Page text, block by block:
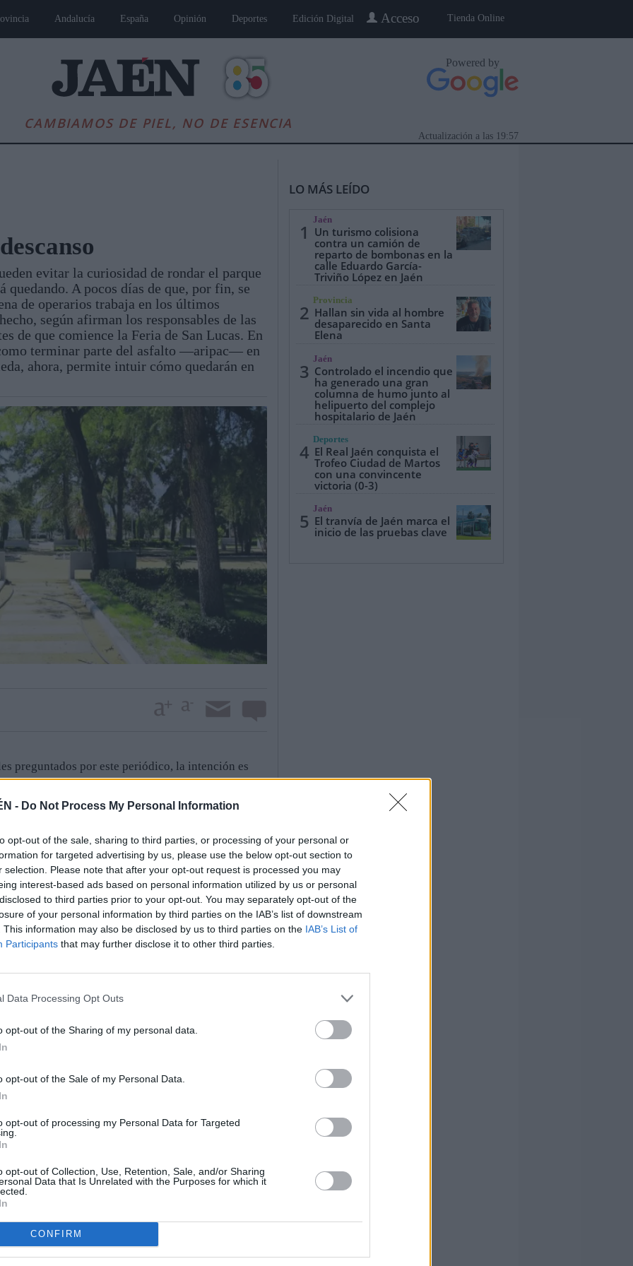
- Do Not Process My Personal Information
opt-out of the sale, sharing to third parties, or processing of your personal or
for targeted advertising by us, please use the below opt-out section to
selection. Please note that after your opt-out request is processed you may
interest-based ads based on personal information utilized by us or personal
to third parties prior to your opt-out. You may separately opt-out of the
of your personal information by third parties on the IAB’s list of downstream
This information may also be disclosed by us to third parties on the IAB’s List of
Participants that may further disclose it to other third parties.
Data Processing Opt Outs
opt-out of the Sharing of my personal data.
opt-out of the Sale of my Personal Data.
opt-out of processing my Personal Data for Targeted
opt-out of Collection, Use, Retention, Sale, and/or Sharing
Data that Is Unrelated with the Purposes for which it
CONFIRM
Tienda Online
Acceso
Andalucía España Opinión Deportes Edición Digital
CAMBIAMOS DE PIEL, NO DE ESENCIA
Powered by
19:57
Actualización a las
Andalucía Internacional Opinión Cultura Deportes Jaén, Pueblo a Pueblo Gente
evitar la curiosidad de rondar el parque
quedando. A pocos días de que, por fin, se
de operarios trabaja en los últimos
según afirman los responsables de las
de que comience la Feria de San Lucas. En
terminar parte del asfalto —aripac— en
ahora, permite intuir cómo quedarán en
preguntados por este periódico, la intención es
aporte, casi de forma innata, una sensación de
praderas de césped cobrarán un especial
De hecho, los jardineros se centran en la
y plantas aromáticas en varios
principal que atraviesa el parque se mantiene,
Pequeños caminos conformados con
pero limpio a la vez. Así, con esta misma
albero, aunque realmente está elaborado con
esta forma no mancha ni se embarra cuando
que formará parte de la base en la zona de
falta de la instalación de los columpios que
se ha dispuesto una área de esparcimiento
cubrían la base del olivo ha creado críticas entre
su valor. No obstante, para los responsables de la
y la colocación de láminas de piedra permite
árbol. Aunque el agua todavía no brota de ninguna
de la que se encuentra cerca del auditorio. De
colindaba con la parte trasera del escenario,
LO MÁS LEÍDO
1
Jaén
Un turismo colisiona
contra un camión de
reparto de bombonas en la
calle Eduardo García-
Triviño López en Jaén
2
Provincia
Hallan sin vida al hombre
desaparecido en Santa
Elena
3
Jaén
Controlado el incendio que
ha generado una gran
columna de humo junto al
helipuerto del complejo
hospitalario de Jaén
4
Deportes
El Real Jaén conquista el
Trofeo Ciudad de Martos
con una convincente
victoria (0-3)
5
Jaén
El tranvía de Jaén marca el
inicio de las pruebas clave